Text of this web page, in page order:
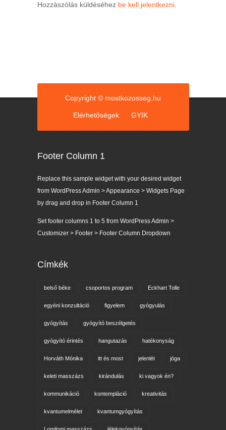
Hozzászólás küldéséhez be kell jelentkezni.
Copyright © mostkozosseg.hu
Elérhetőségek GYIK
Footer Column 1
Replace this sample widget with your desired widget
from WordPress Admin > Appearance > Widgets Page
by drag and drop in Footer Column 1
Set footer columns 1 to 5 from WordPress Admin >
Customizer > Footer > Footer Column Dropdown
Címkék
belső béke csoportos program Eckhart Tolle
egyéni konzultáció figyelem gyógyulás
gyógyítás gyógyító beszélgetés
gyógyító érintés hangutazás hatékonyság
Horváth Mónika itt és most jelenlét jóga
keleti masszázs kirándulás ki vagyok én?
kommunikáció kontempláció kreativitás
kvantumelmélet kvantumgyógyítás